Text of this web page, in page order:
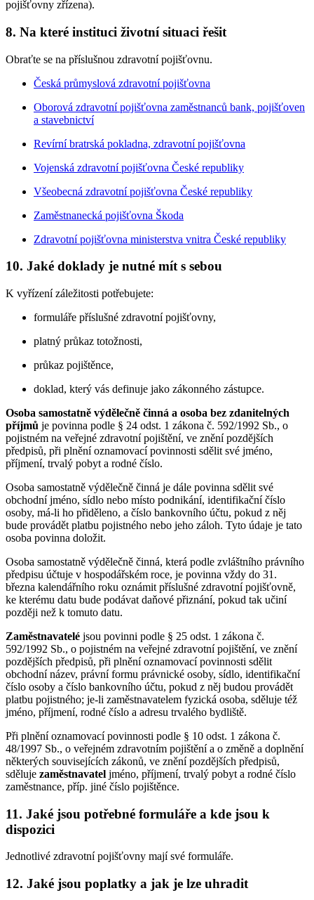
pojišťovny zřízena).
8. Na které instituci životní situaci řešit
Obraťte se na příslušnou zdravotní pojišťovnu.
Česká průmyslová zdravotní pojišťovna
Oborová zdravotní pojišťovna zaměstnanců bank, pojišťoven
a stavebnictví
Revírní bratrská pokladna, zdravotní pojišťovna
Vojenská zdravotní pojišťovna České republiky
Všeobecná zdravotní pojišťovna České republiky
Zaměstnanecká pojišťovna Škoda
Zdravotní pojišťovna ministerstva vnitra České republiky
10. Jaké doklady je nutné mít s sebou
K vyřízení záležitosti potřebujete:
formuláře příslušné zdravotní pojišťovny,
platný průkaz totožnosti,
průkaz pojištěnce,
doklad, který vás definuje jako zákonného zástupce.
Osoba samostatně výdělečně činná a osoba bez zdanitelných
příjmů je povinna podle § 24 odst. 1 zákona č. 592/1992 Sb., o
pojistném na veřejné zdravotní pojištění, ve znění pozdějších
předpisů, při plnění oznamovací povinnosti sdělit své jméno,
příjmení, trvalý pobyt a rodné číslo.
Osoba samostatně výdělečně činná je dále povinna sdělit své
obchodní jméno, sídlo nebo místo podnikání, identifikační číslo
osoby, má-li ho přiděleno, a číslo bankovního účtu, pokud z něj
bude provádět platbu pojistného nebo jeho záloh. Tyto údaje je tato
osoba povinna doložit.
Osoba samostatně výdělečně činná, která podle zvláštního právního
předpisu účtuje v hospodářském roce, je povinna vždy do 31.
března kalendářního roku oznámit příslušné zdravotní pojišťovně,
ke kterému datu bude podávat daňové přiznání, pokud tak učiní
později než k tomuto datu.
Zaměstnavatelé jsou povinni podle § 25 odst. 1 zákona č.
592/1992 Sb., o pojistném na veřejné zdravotní pojištění, ve znění
pozdějších předpisů, při plnění oznamovací povinnosti sdělit
obchodní název, právní formu právnické osoby, sídlo, identifikační
číslo osoby a číslo bankovního účtu, pokud z něj budou provádět
platbu pojistného; je-li zaměstnavatelem fyzická osoba, sděluje též
jméno, příjmení, rodné číslo a adresu trvalého bydliště.
Při plnění oznamovací povinnosti podle § 10 odst. 1 zákona č.
48/1997 Sb., o veřejném zdravotním pojištění a o změně a doplnění
některých souvisejících zákonů, ve znění pozdějších předpisů,
sděluje zaměstnavatel jméno, příjmení, trvalý pobyt a rodné číslo
zaměstnance, příp. jiné číslo pojištěnce.
11. Jaké jsou potřebné formuláře a kde jsou k
dispozici
Jednotlivé zdravotní pojišťovny mají své formuláře.
12. Jaké jsou poplatky a jak je lze uhradit